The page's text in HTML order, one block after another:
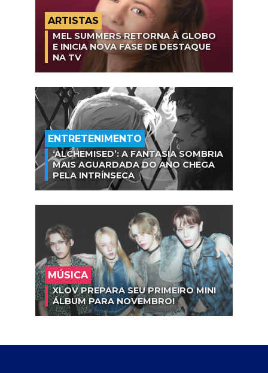
ARTISTAS
MEL SUMMERS RETORNA À GLOBO
E INICIA NOVA FASE DE DESTAQUE
NA TV
ENTRETENIMENTO
‘ALCHEMISED’: A FANTASIA SOMBRIA
MAIS AGUARDADA DO ANO CHEGA
PELA INTRÍNSECA
MÚSICA
XLOV PREPARA SEU PRIMEIRO MINI
ÁLBUM PARA NOVEMBRO!